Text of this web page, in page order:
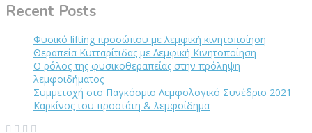
Recent Posts
Φυσικό lifting προσώπου με λεμφική κινητοποίηση
Θεραπεία Κυτταρίτιδας με Λεμφική Κινητοποίηση
Ο ρόλος της φυσικοθεραπείας στην πρόληψη
λεμφοιδήματος
Συμμετοχή στο Παγκόσμιο Λεμφολογικό Συνέδριο 2021
Καρκίνος του προστάτη & λεμφοίδημα